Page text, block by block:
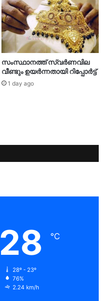
സംസ്ഥാനത്ത് സ്വർണവില
വീണ്ടും ഉയർന്നതായി റിപ്പോർട്ട്
1 day ago
28 ℃
28º - 23º
76%
2.24 km/h